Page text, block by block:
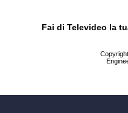
Fai di Televideo la